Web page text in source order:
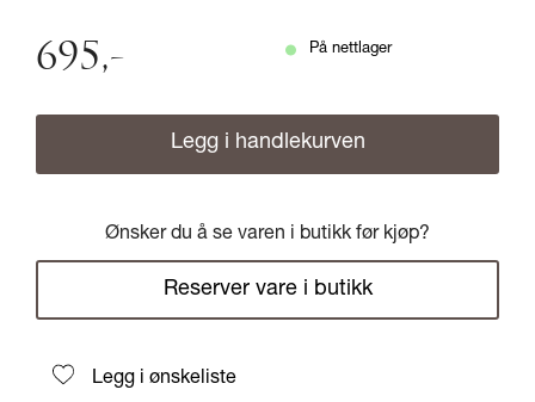
695,- På nettlager
Legg i handlekurven
Ønsker du å se varen i butikk før kjøp?
Reserver vare i butikk
Legg i ønskeliste